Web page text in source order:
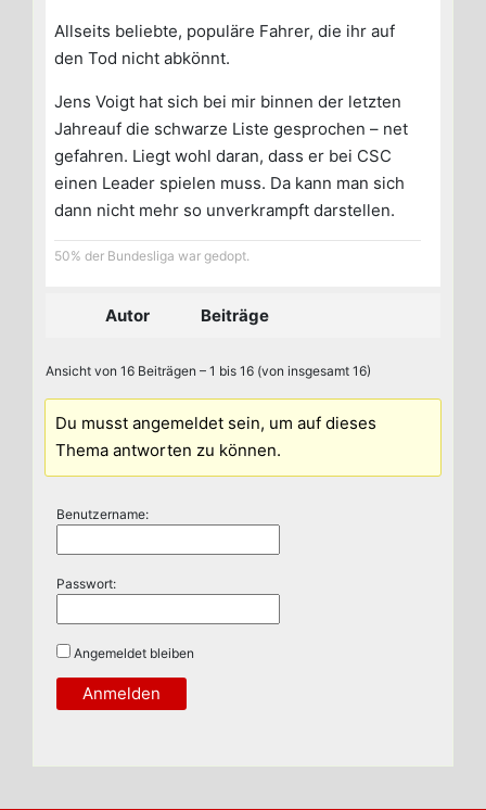
Allseits beliebte, populäre Fahrer, die ihr auf
den Tod nicht abkönnt.
Jens Voigt hat sich bei mir binnen der letzten
Jahreauf die schwarze Liste gesprochen – net
gefahren. Liegt wohl daran, dass er bei CSC
einen Leader spielen muss. Da kann man sich
dann nicht mehr so unverkrampft darstellen.
50% der Bundesliga war gedopt.
Autor Beiträge
Ansicht von 16 Beiträgen – 1 bis 16 (von insgesamt 16)
Du musst angemeldet sein, um auf dieses
Thema antworten zu können.
Benutzername:
Passwort:
Angemeldet bleiben
Anmelden